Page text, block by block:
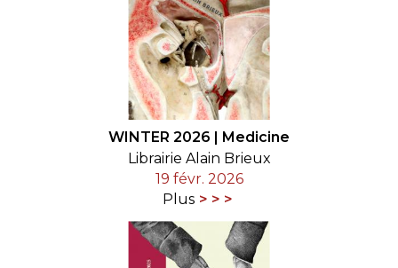
WINTER 2026 | Medicine
Librairie Alain Brieux
19 févr. 2026
Plus